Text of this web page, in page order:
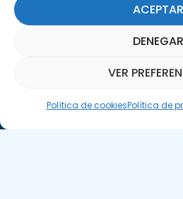
ACEPTAR
DENEGAR
VER
Política de cookiesPolítica de
SUSCRÍBETE